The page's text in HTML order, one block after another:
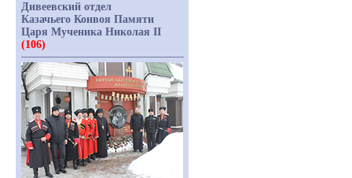
Дивеевский отдел
Казачьего Конвоя Памяти
Царя Мученика Николая II
(106)